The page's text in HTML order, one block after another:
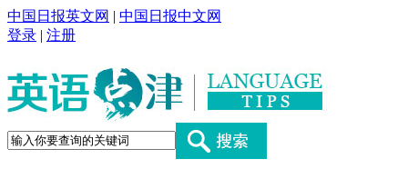
中国日报英文网 | 中国日报中文网
登录 | 注册